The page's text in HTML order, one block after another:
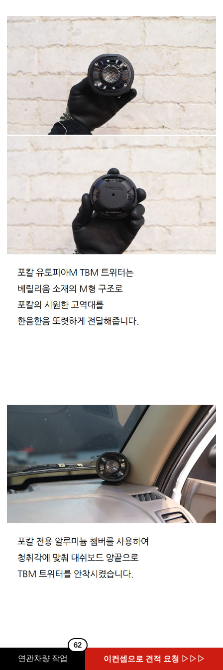
연관차량 작업
62
이컨셉으로 견적 요청 ▷▷▷